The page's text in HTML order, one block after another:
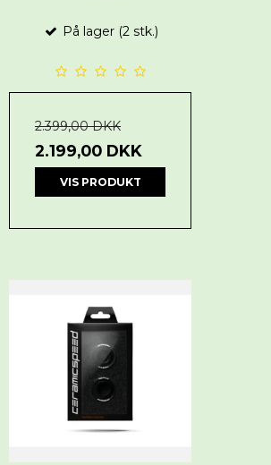
På lager (2 stk.)
2.399,00 DKK
2.199,00 DKK
VIS PRODUKT